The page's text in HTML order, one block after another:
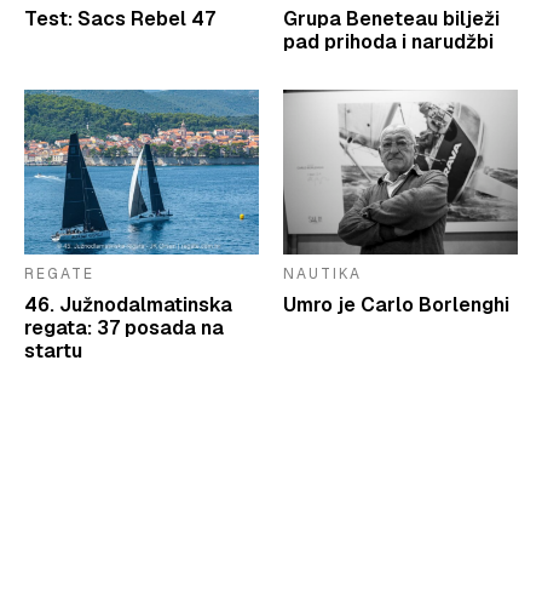
Test: Sacs Rebel 47
Grupa Beneteau bilježi
pad prihoda i narudžbi
REGATE
46. Južnodalmatinska
regata: 37 posada na
startu
NAUTIKA
Umro je Carlo Borlenghi